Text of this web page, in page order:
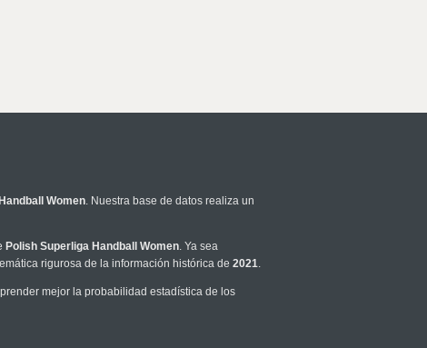
Women. Nuestra base de datos realiza un
Polish Superliga Handball Women. Ya sea
rigurosa de la información histórica de 2021.
mejor la probabilidad estadística de los